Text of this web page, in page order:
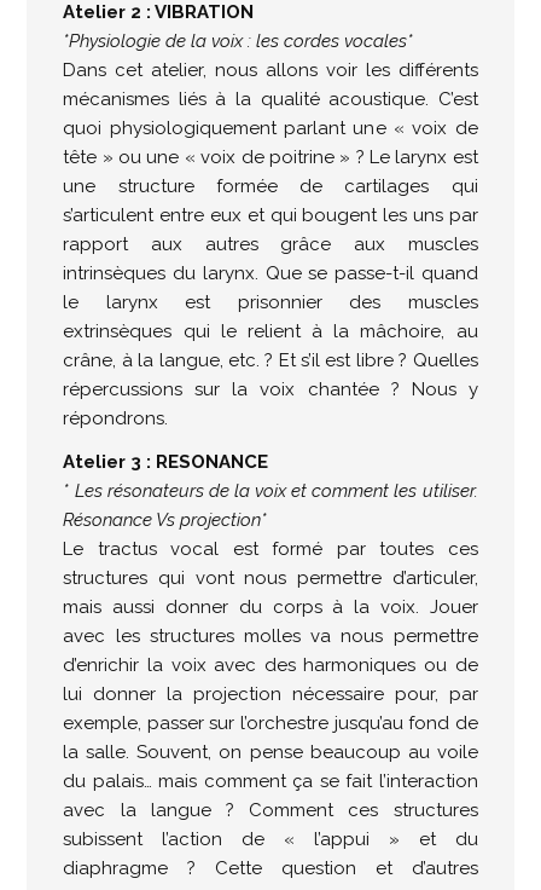
Atelier 2 : VIBRATION
*Physiologie de la voix : les cordes vocales*
Dans cet atelier, nous allons voir les différents
mécanismes liés à la qualité acoustique. C’est
quoi physiologiquement parlant une « voix de
tête » ou une « voix de poitrine » ? Le larynx est
une structure formée de cartilages qui
s’articulent entre eux et qui bougent les uns par
rapport aux autres grâce aux muscles
intrinsèques du larynx. Que se passe-t-il quand
le larynx est prisonnier des muscles
extrinsèques qui le relient à la mâchoire, au
crâne, à la langue, etc. ? Et s’il est libre ? Quelles
répercussions sur la voix chantée ? Nous y
répondrons.
Atelier 3 : RESONANCE
* Les résonateurs de la voix et comment les utiliser.
Résonance Vs projection*
Le tractus vocal est formé par toutes ces
structures qui vont nous permettre d’articuler,
mais aussi donner du corps à la voix. Jouer
avec les structures molles va nous permettre
d’enrichir la voix avec des harmoniques ou de
lui donner la projection nécessaire pour, par
exemple, passer sur l’orchestre jusqu’au fond de
la salle. Souvent, on pense beaucoup au voile
du palais… mais comment ça se fait l’interaction
avec la langue ? Comment ces structures
subissent l’action de « l’appui » et du
diaphragme ? Cette question et d’autres